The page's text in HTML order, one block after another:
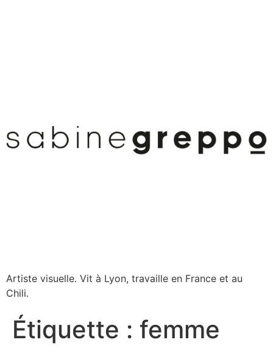
Artiste visuelle. Vit à Lyon, travaille en France et au
Chili.
Étiquette : femme